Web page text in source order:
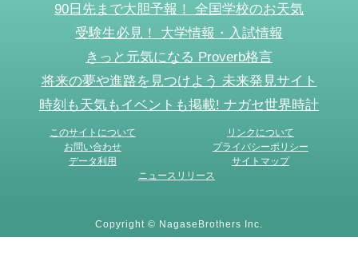
90日先まで大胆予報！ 全国学校のお天気
受験生必見！ 大学情報・入試情報
きっと元気になる Proverb格言
将来の夢や進路を見つけよう 未来発見サイト
時刻も天気もイベントも掲載! ナガセ世界時計
このサイトについて
リンクについて
お問い合わせ
プライバシーポリシー
データ利用
サイトマップ
ニュースリリース
Copyright © NagaseBrothers Inc.